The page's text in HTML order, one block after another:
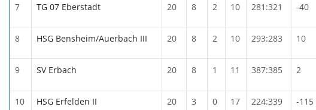
7 TG 07 Eberstadt 20 8 2 10 281:321 -40
8 HSG Bensheim/Auerbach III 20 8 2 10 293:283 10
9 SV Erbach 20 8 1 11 387:385 2
10 HSG Erfelden II 20 3 0 17 224:339 -115